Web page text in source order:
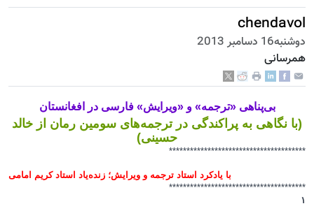
chendavol
دوشنبه16 دسامبر 2013
همرسانی
بی‌پناهی «ترجمه» و «ویرایش» فارسی در افغانستان
(با نگاهی به پراکندگی در ترجمه‌های‌ سومین رمان از خالد
حسینی)
***************************************
با یادکرد استاد ترجمه و ویرایش؛ زنده‌یاد استاد کریم امامی
*********************************
******
۱